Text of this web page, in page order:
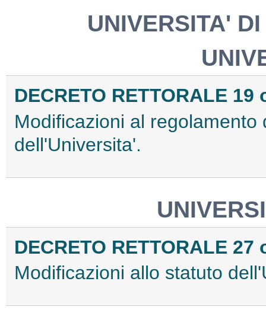
UNIVERSITA'
DECRETO RETTORALE
Modificazioni al regolamento
dell'Universita'.
DECRETO RETTORALE
Modificazioni allo statuto